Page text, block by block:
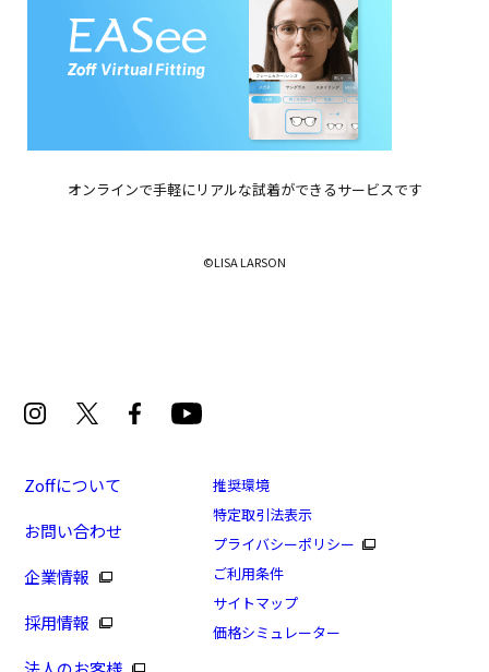
オンラインで手軽にリアルな試着ができるサービスです
©LISA LARSON
Zoffについて
お問い合わせ
企業情報
採用情報
推奨環境
特定取引法表示
プライバシーポリシー
ご利用条件
サイトマップ
価格シミュレーター